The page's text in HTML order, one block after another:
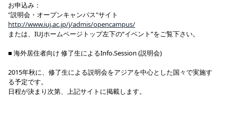
お申込み：
"説明会・オープンキャンパス"サイト
http://www.iuj.ac.jp/j/admis/opencampus/
または、IUJホームページトップ左下の“イベント”をご覧下さい。
■ 海外居住者向け 修了生によるInfo.Session (説明会)
2015年秋に、修了生による説明会をアジアを中心とした国々で実施す
る予定です。
日程が決まり次第、上記サイトに掲載します。